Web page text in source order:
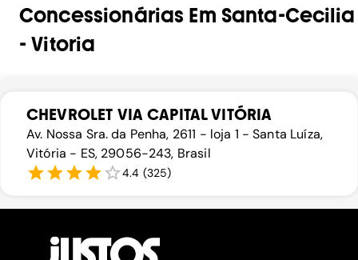
Concessionárias Em Santa-Cecilia
-Vitoria
CHEVROLET VIA CAPITAL VITÓRIA
Av. Nossa Sra. da Penha, 2611 - loja 1 - Santa Luíza,
Vitória - ES, 29056-243, Brasil
4.4 (325)